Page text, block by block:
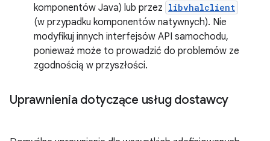
komponentów Java) lub przez libvhalclient
(w przypadku komponentów natywnych). Nie
modyfikuj innych interfejsów API samochodu,
ponieważ może to prowadzić do problemów ze
zgodnością w przyszłości.
Uprawnienia dotyczące usług dostawcy